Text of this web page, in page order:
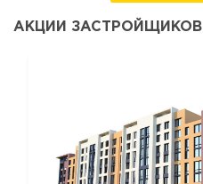
АКЦИИ ЗАСТРОЙЩИКОВ